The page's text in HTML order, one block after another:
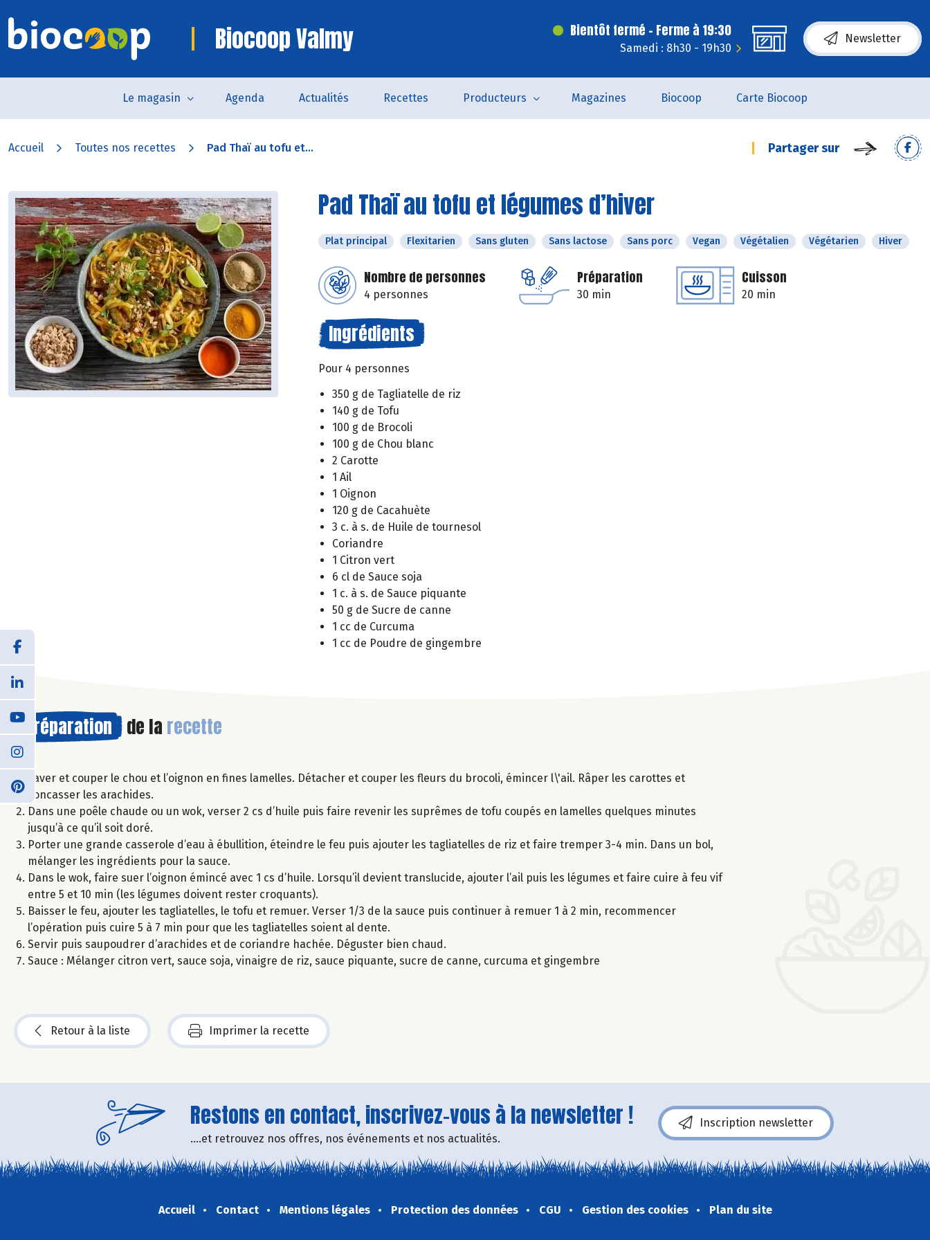
Biocoop Valmy Bientôt fermé - Ferme à 19:30
Samedi : 8h30 - 19h30
Newsletter
Le magasin Agenda Actualités Recettes Producteurs Magazines Biocoop Carte Biocoop
Accueil Toutes nos recettes Pad Thaï au tofu et... Partager sur
Pad Thaï au tofu et légumes d’hiver
Plat principal Flexitarien Sans gluten Sans lactose Sans porc Vegan Végétalien Végétarien Hiver
Nombre de personnes
4 personnes
Préparation
30 min
Cuisson
20 min
Ingrédients
Pour 4 personnes
350 g de Tagliatelle de riz
140 g de Tofu
100 g de Brocoli
100 g de Chou blanc
2 Carotte
1 Ail
1 Oignon
120 g de Cacahuète
3 c. à s. de Huile de tournesol
Coriandre
1 Citron vert
6 cl de Sauce soja
1 c. à s. de Sauce piquante
50 g de Sucre de canne
1 cc de Curcuma
1 cc de Poudre de gingembre
Préparation de la recette
Laver et couper le chou et l’oignon en fines lamelles. Détacher et couper les fleurs du brocoli, émincer l\'ail. Râper les carottes et
concasser les arachides.
Dans une poêle chaude ou un wok, verser 2 cs d’huile puis faire revenir les suprêmes de tofu coupés en lamelles quelques minutes
jusqu’à ce qu’il soit doré.
Porter une grande casserole d’eau à ébullition, éteindre le feu puis ajouter les tagliatelles de riz et faire tremper 3-4 min. Dans un bol,
mélanger les ingrédients pour la sauce.
Dans le wok, faire suer l’oignon émincé avec 1 cs d’huile. Lorsqu’il devient translucide, ajouter l’ail puis les légumes et faire cuire à feu vif
entre 5 et 10 min (les légumes doivent rester croquants).
Baisser le feu, ajouter les tagliatelles, le tofu et remuer. Verser 1/3 de la sauce puis continuer à remuer 1 à 2 min, recommencer
l’opération puis cuire 5 à 7 min pour que les tagliatelles soient al dente.
Servir puis saupoudrer d’arachides et de coriandre hachée. Déguster bien chaud.
Sauce : Mélanger citron vert, sauce soja, vinaigre de riz, sauce piquante, sucre de canne, curcuma et gingembre
Retour à la liste Imprimer la recette
Restons en contact, inscrivez-vous à la newsletter !
....et retrouvez nos offres, nos événements et nos actualités.
Inscription newsletter
Accueil Contact Mentions légales Protection des données CGU Gestion des cookies Plan du site